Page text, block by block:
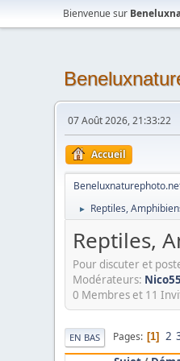
Bienvenue sur
07 Août 2026, 21:33:22
Accueil
► Reptiles,
Reptiles,
Pour discuter et
Modérateurs: Nico55
0 Membres et 11
EN BAS Pages 1 2